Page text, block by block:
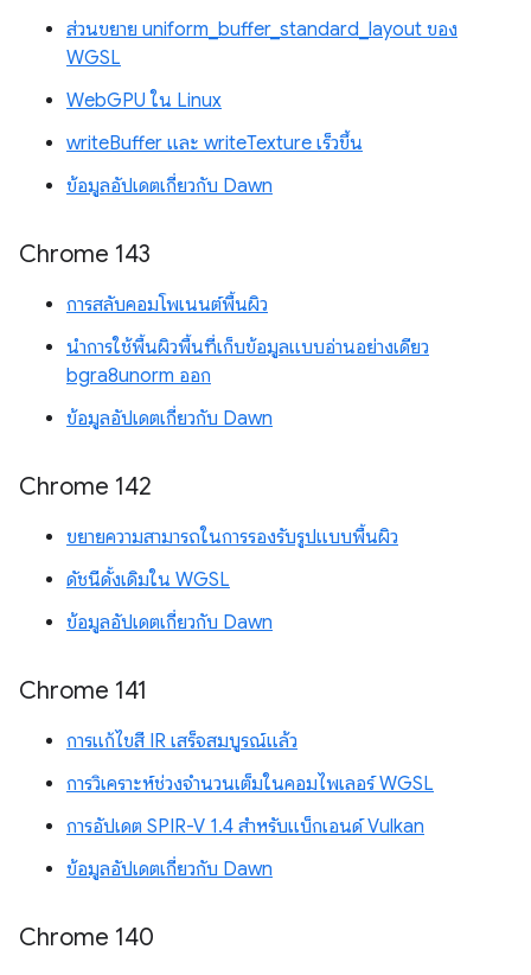
ส่วนขยาย uniform_buffer_standard_layout ของ
WGSL
WebGPU ใน Linux
writeBuffer และ writeTexture เร็วขึ้น
ข้อมูลอัปเดตเกี่ยวกับ Dawn
Chrome 143
การสลับคอมโพเนนต์พื้นผิว
นำการใช้พื้นผิวพื้นที่เก็บข้อมูลแบบอ่านอย่างเดียว
bgra8unorm ออก
ข้อมูลอัปเดตเกี่ยวกับ Dawn
Chrome 142
ขยายความสามารถในการรองรับรูปแบบพื้นผิว
ดัชนีดั้งเดิมใน WGSL
ข้อมูลอัปเดตเกี่ยวกับ Dawn
Chrome 141
การแก้ไขสี IR เสร็จสมบูรณ์แล้ว
การวิเคราะห์ช่วงจำนวนเต็มในคอมไพเลอร์ WGSL
การอัปเดต SPIR-V 1.4 สำหรับแบ็กเอนด์ Vulkan
ข้อมูลอัปเดตเกี่ยวกับ Dawn
Chrome 140